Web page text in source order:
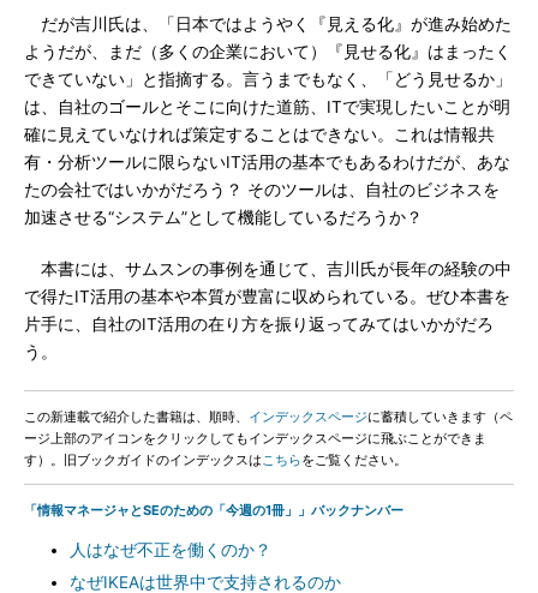
だが吉川氏は、「日本ではようやく『見える化』が進み始めた
ようだが、まだ（多くの企業において）『見せる化』はまったく
できていない」と指摘する。言うまでもなく、「どう見せるか」
は、自社のゴールとそこに向けた道筋、ITで実現したいことが明
確に見えていなければ策定することはできない。これは情報共
有・分析ツールに限らないIT活用の基本でもあるわけだが、あな
たの会社ではいかがだろう？ そのツールは、自社のビジネスを
加速させる“システム”として機能しているだろうか？
本書には、サムスンの事例を通じて、吉川氏が長年の経験の中
で得たIT活用の基本や本質が豊富に収められている。ぜひ本書を
片手に、自社のIT活用の在り方を振り返ってみてはいかがだろ
う。
この新連載で紹介した書籍は、順時、 インデックスページに蓄積していきます（ペ
ージ上部のアイコンをクリックしてもインデックスページに飛ぶことができま
す）。旧ブックガイドのインデックスはこちらをご覧ください。
「情報マネージャとSEのための「今週の1冊」」バックナンバー
人はなぜ不正を働くのか？
なぜIKEAは世界中で支持されるのか